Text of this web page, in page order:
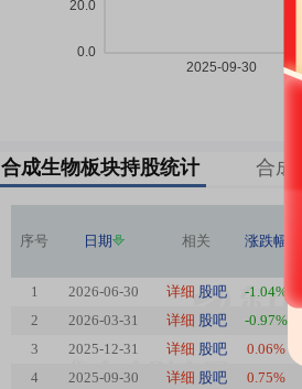
合成生物板块持股统计 合成
序号 日期 相关 涨跌幅
1
2026-06-30 详细 股吧 -1.04%
2
2026-03-31 详细 股吧 -0.97%
3
2025-12-31 详细 股吧 0.06%
4
2025-09-30 详细 股吧 0.75%